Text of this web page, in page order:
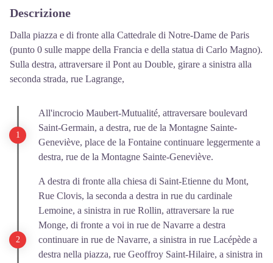
Descrizione
Dalla piazza e di fronte alla Cattedrale di Notre-Dame de Paris
(punto 0 sulle mappe della Francia e della statua di Carlo Magno).
Sulla destra, attraversare il Pont au Double, girare a sinistra alla
seconda strada, rue Lagrange,
All'incrocio Maubert-Mutualité, attraversare boulevard
Saint-Germain, a destra, rue de la Montagne Sainte-
Geneviève, place de la Fontaine continuare leggermente a
destra, rue de la Montagne Sainte-Geneviève.
A destra di fronte alla chiesa di Saint-Etienne du Mont,
Rue Clovis, la seconda a destra in rue du cardinale
Lemoine, a sinistra in rue Rollin, attraversare la rue
Monge, di fronte a voi in rue de Navarre a destra
continuare in rue de Navarre, a sinistra in rue Lacépède a
destra nella piazza, rue Geoffroy Saint-Hilaire, a sinistra in